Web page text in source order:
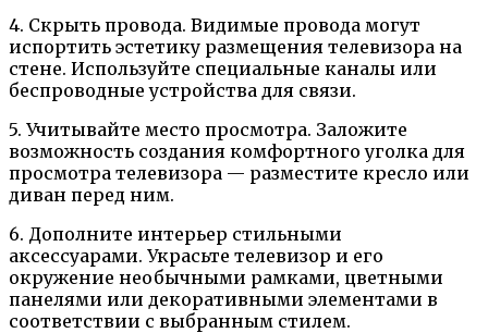
4. Скрыть провода. Видимые провода могут
испортить эстетику размещения телевизора на
стене. Используйте специальные каналы или
беспроводные устройства для связи.
5. Учитывайте место просмотра. Заложите
возможность создания комфортного уголка для
просмотра телевизора — разместите кресло или
диван перед ним.
6. Дополните интерьер стильными
аксессуарами. Украсьте телевизор и его
окружение необычными рамками, цветными
панелями или декоративными элементами в
соответствии с выбранным стилем.